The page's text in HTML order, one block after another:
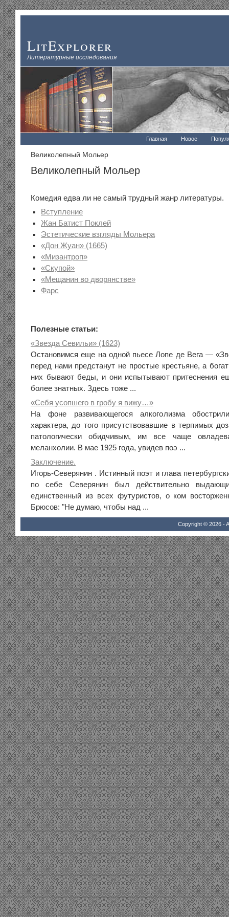
LitExplorer
Литературные исследования
Главная Новое
Великолепный Мольер
Великолепный Мольер
Комедия едва ли не самый трудный жанр литературы.
Вступление
Жан Батист Поклей
Эстетические взгляды Мольера
«Дон Жуан» (1665)
«Мизантроп»
«Скупой»
«Мещанин во дворянстве»
Фарс
Полезные статьи:
«Звезда Севильи» (1623)
Остановимся еще на одной пьесе Лопе де Вега —
перед нами предстанут не простые крестьяне, а
них бывают беды, и они испытывают притеснения
более знатных. Здесь тоже ...
«Себя усопшего в гробу я вижу…»
На фоне развивающегося алкоголизма
характера, до того присутствовавшие в терпимых
патологически обидчивым, им все чаще
меланхолии. В мае 1925 года, увидев поэ ...
Заключение.
Игорь-Северянин . Истинный поэт и глава
по себе Северянин был действительно
единственный из всех футуристов, о ком
Брюсов: "Не думаю, чтобы над ...
Copyright © 2026 -